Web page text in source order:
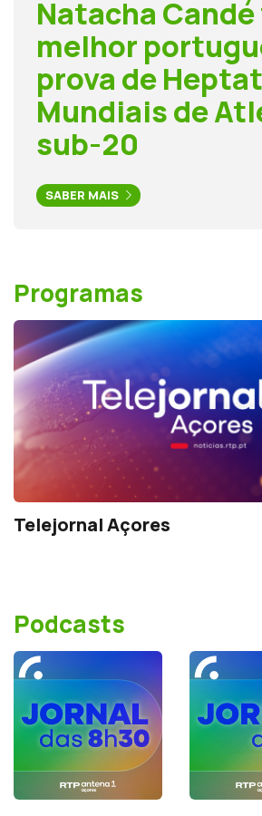
Natacha Candé
melhor
prova de
Mundiais de
sub-20
SABER MAIS
Programas
Telejornal Açores
Podcasts